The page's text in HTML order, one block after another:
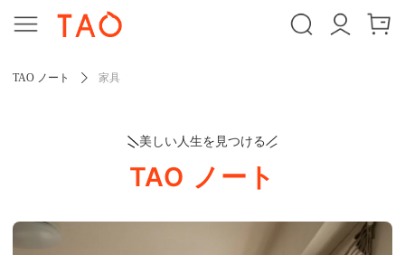
TAO ノート 家具
美しい人生を見つける
TAO ノート